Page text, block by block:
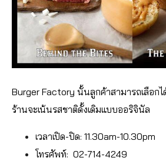
Burger Factory นั้นลูกค้าสามารถเลือกไ
ร้านจะเน้นรสชาติดั้งเดิมแบบออริจินัล
เวลาเปิด-ปิด: 11.30am-10.30pm
โทรศัพท์: 02-714-4249